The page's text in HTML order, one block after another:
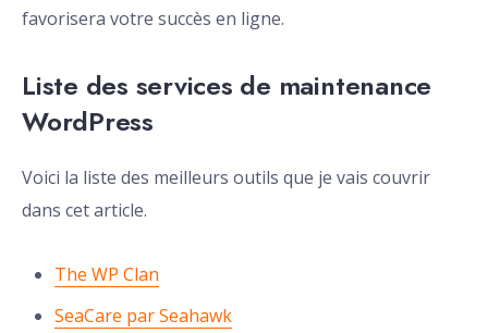
favorisera votre succès en ligne.
Liste des services de maintenance
WordPress
Voici la liste des meilleurs outils que je vais couvrir
dans cet article.
The WP Clan
SeaCare par Seahawk